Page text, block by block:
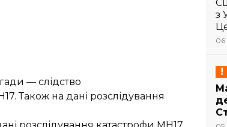
— слідство
Також на дані розслідування
з
06